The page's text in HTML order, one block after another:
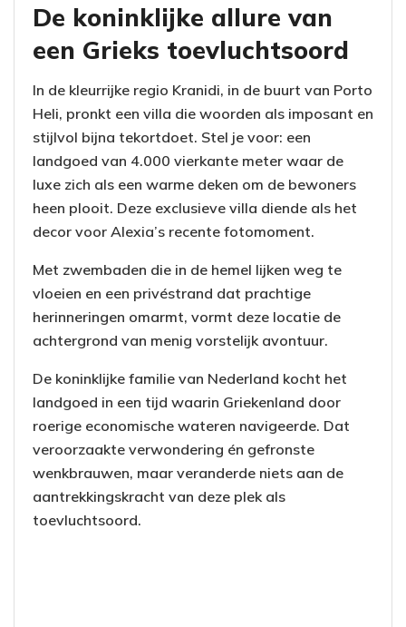
De koninklijke allure van
een Grieks toevluchtsoord
In de kleurrijke regio Kranidi, in de buurt van Porto
Heli, pronkt een villa die woorden als imposant en
stijlvol bijna tekortdoet. Stel je voor: een
landgoed van 4.000 vierkante meter waar de
luxe zich als een warme deken om de bewoners
heen plooit. Deze exclusieve villa diende als het
decor voor Alexia’s recente fotomoment.
Met zwembaden die in de hemel lijken weg te
vloeien en een privéstrand dat prachtige
herinneringen omarmt, vormt deze locatie de
achtergrond van menig vorstelijk avontuur.
De koninklijke familie van Nederland kocht het
landgoed in een tijd waarin Griekenland door
roerige economische wateren navigeerde. Dat
veroorzaakte verwondering én gefronste
wenkbrauwen, maar veranderde niets aan de
aantrekkingskracht van deze plek als
toevluchtsoord.